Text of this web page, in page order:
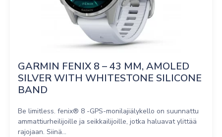
GARMIN FENIX 8 – 43 MM, AMOLED
SILVER WITH WHITESTONE SILICONE
BAND
Be limitless. fenix® 8 -GPS-monilajiälykello on suunnattu
ammattiurheilijoille ja seikkailijoille, jotka haluavat ylittää
rajojaan. Siinä...